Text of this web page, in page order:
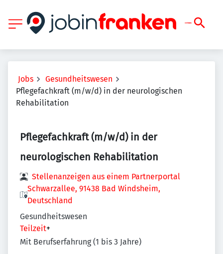
Jobs
Gesundheitswesen
Pflegefachkraft (m/w/d) in der neurologischen
Rehabilitation
Pflegefachkraft (m/w/d) in der
neurologischen Rehabilitation
Stellenanzeigen aus einem Partnerportal
Schwarzallee, 91438 Bad Windsheim,
Deutschland
Gesundheitswesen
Teilzeit+
Mit Berufserfahrung (1 bis 3 Jahre)